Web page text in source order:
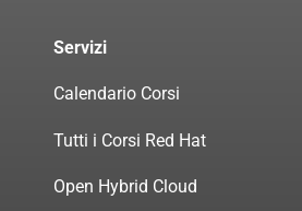
Servizi
Calendario Corsi
Tutti i Corsi Red Hat
Open Hybrid Cloud